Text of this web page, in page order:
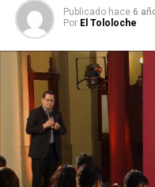
Publicado hace 6
Por El Tololoche